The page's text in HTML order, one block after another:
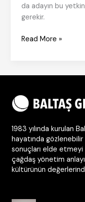
da adayın bu
gerekir.
Kurumlar
geliştiren
İnsanlarla
Read More »
1983 yılında kurulan
hayatında
sonuçları elde
çağdaş yönetim
kültürünün